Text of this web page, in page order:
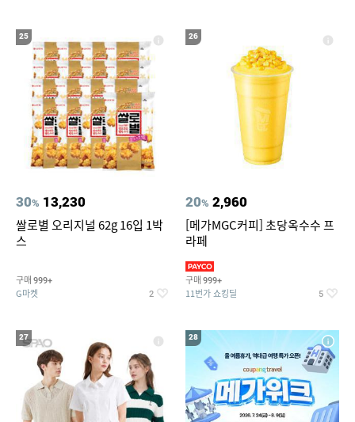
25
30% 13,230
쌀로별 오리지널 62g 16입 1박
스
구매 999+
G마켓 2
26
20% 2,960
[메가MGC커피] 초당옥수수 프
라페
구매 999+
11번가 쇼킹딜 5
27 28